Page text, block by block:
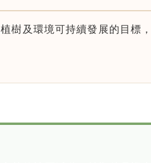
樹及環境可持續發展的目標